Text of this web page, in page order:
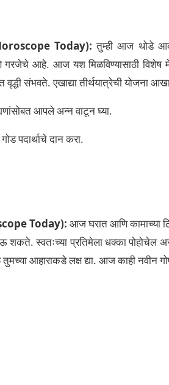
Today): तुम्ही आज थोडे
आहे. आज यश मिळविण्यासाठी विशेष
संभवते. एखाद्या तीर्थयात्रेची योजना
आपले अन्न वाटून घ्या.
पदार्थाचे दान करा.
Today): आज घरात आणि कामाच्या
शकते. स्वतःच्या प्रतिमेला धक्का पोहोचेल
आहाराकडे लक्ष द्या. आज काही नवीन